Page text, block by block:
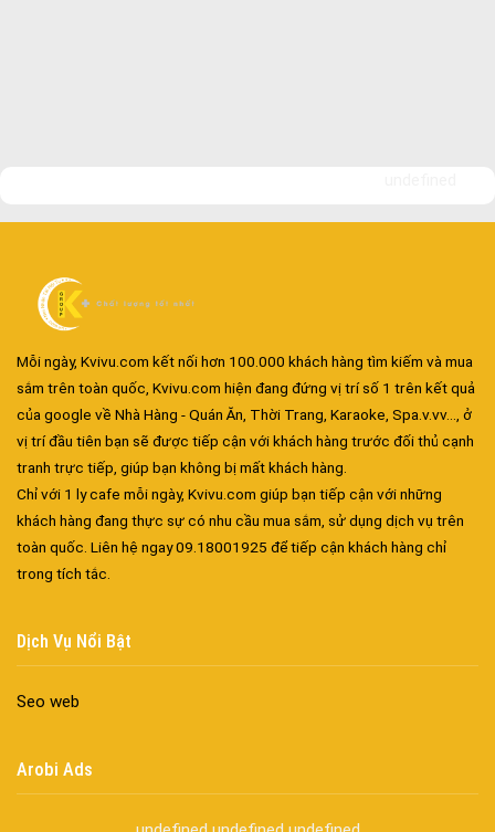
Mỗi ngày, Kvivu.com kết nối hơn 100.000 khách hàng tìm kiếm và mua
sắm trên toàn quốc, Kvivu.com hiện đang đứng vị trí số 1 trên kết quả
của google về Nhà Hàng - Quán Ăn, Thời Trang, Karaoke, Spa.v.vv..., ở
vị trí đầu tiên bạn sẽ được tiếp cận với khách hàng trước đối thủ cạnh
tranh trực tiếp, giúp bạn không bị mất khách hàng.
Chỉ với 1 ly cafe mỗi ngày, Kvivu.com giúp bạn tiếp cận với những
khách hàng đang thực sự có nhu cầu mua sắm, sử dụng dịch vụ trên
toàn quốc. Liên hệ ngay 09.18001925 để tiếp cận khách hàng chỉ
trong tích tắc.
Dịch Vụ Nổi Bật
Seo web
Arobi Ads
Cửa nhôm chống gió mưa – Hiên ngang giữa thời tiết khắc
Cửa nhôm thông gió – Đưa sinh khí vào ngôi nhà của bạn